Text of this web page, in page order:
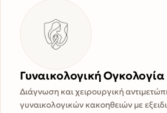
Γυναικολογική Ογκολογία
Διάγνωση και χειρουργική
γυναικολογικών κακοηθειών με